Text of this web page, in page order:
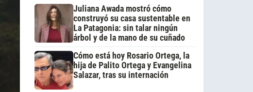
Juliana Awada mostró cómo
construyó su casa sustentable en
La Patagonia: sin talar ningún
árbol y de la mano de su cuñado
Cómo está hoy Rosario Ortega, la
hija de Palito Ortega y Evangelina
Salazar, tras su internación